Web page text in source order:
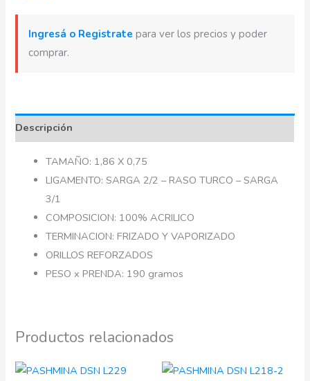
Ingresá o Registrate para ver los precios y poder
comprar.
Descripción
TAMAÑO: 1,86 X 0,75
LIGAMENTO: SARGA 2/2 – RASO TURCO – SARGA
3/1
COMPOSICION: 100% ACRILICO
TERMINACION: FRIZADO Y VAPORIZADO
ORILLOS REFORZADOS
PESO x PRENDA: 190 gramos
Productos relacionados